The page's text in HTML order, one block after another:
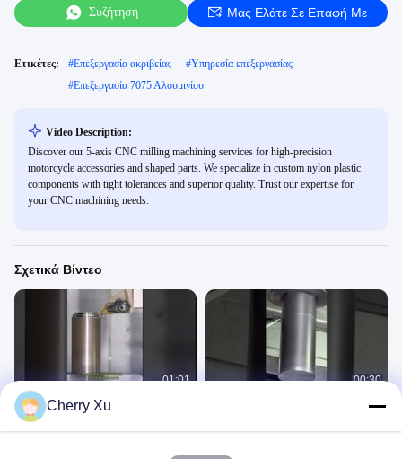
Συζήτηση Μας Ελάτε Σε Επαφή Με
Ετικέτες: #Επεξεργασία ακριβείας #Υπηρεσία επεξεργασίας
#Επεξεργασία 7075 Αλουμινίου
Video Description:
Discover our 5-axis CNC milling machining services for high-precision
motorcycle accessories and shaped parts. We specialize in custom nylon plastic
components with tight tolerances and superior quality. Trust our expertise for
your CNC machining needs.
Σχετικά Βίντεο
01:01
Επαγγελματικά μηχανικά μέρη
μηχανών
00:30
Υπηρεσία μηχανικής επεξεργασίας
Cherry Xu